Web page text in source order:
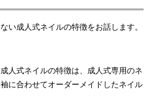
い成人式ネイルの特徴をお話します。
人式ネイルの特徴は、成人式専用のネ
に合わせてオーダーメイドしたネイル